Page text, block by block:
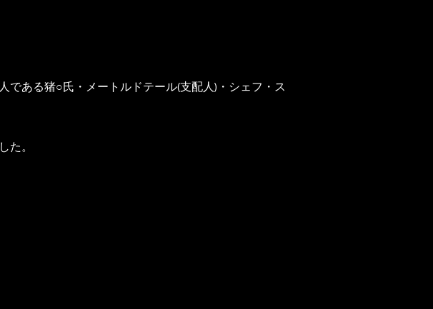
である猪○氏・メートルドテール(支配人)・シェフ・ス
た。